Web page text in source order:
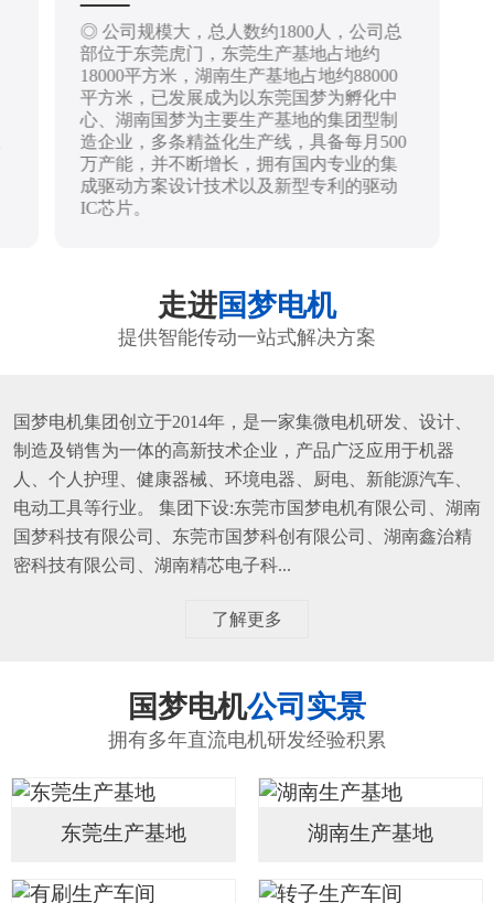
◎ 公司规模大，总人数约1800人，公司总
部位于东莞虎门，东莞生产基地占地约
18000平方米，湖南生产基地占地约88000
平方米，已发展成为以东莞国梦为孵化中
心、湖南国梦为主要生产基地的集团型制
造企业，多条精益化生产线，具备每月500
万产能，并不断增长，拥有国内专业的集
成驱动方案设计技术以及新型专利的驱动
IC芯片。
走进国梦电机
提供智能传动一站式解决方案
国梦电机集团创立于2014年，是一家集微电机研发、设计、
制造及销售为一体的高新技术企业，产品广泛应用于机器
人、个人护理、健康器械、环境电器、厨电、新能源汽车、
电动工具等行业。 集团下设:东莞市国梦电机有限公司、湖南
国梦科技有限公司、东莞市国梦科创有限公司、湖南鑫治精
密科技有限公司、湖南精芯电子科...
了解更多
国梦电机公司实景
拥有多年直流电机研发经验积累
东莞生产基地 湖南生产基地